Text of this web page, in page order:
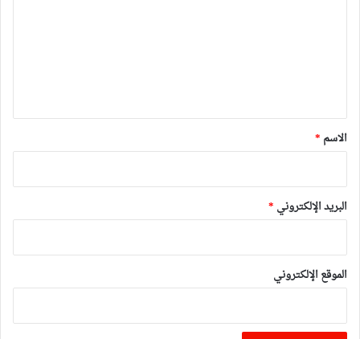
*
الاسم *
البريد الإلكتروني *
الموقع الإلكتروني